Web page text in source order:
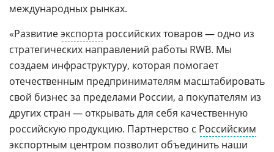
международных рынках.
«Развитиеэкспорта российских товаров — одно из
стратегических направлений работы RWB. Мы
создаем инфраструктуру, которая помогает
отечественным предпринимателям масштабировать
свой бизнес за пределами России, а покупателям из
других стран — открывать для себя качественную
российскую продукцию. Партнерство с Российским
экспортным центром позволит объединить наши